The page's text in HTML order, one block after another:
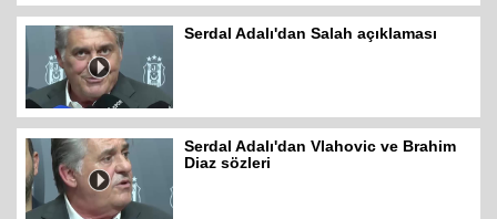
Serdal Adalı'dan Salah açıklaması
Serdal Adalı'dan Vlahovic ve Brahim
Diaz sözleri